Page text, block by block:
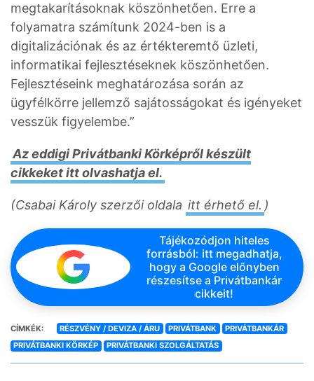
megtakarításoknak köszönhetően. Erre a
folyamatra számítunk 2024-ben is a
digitalizációnak és az értékteremtő üzleti,
informatikai fejlesztéseknek köszönhetően.
Fejlesztéseink meghatározása során az
ügyfélkörre jellemző sajátosságokat és igényeket
vesszük figyelembe.”
Az eddigi Privátbanki Körképről készült
cikkeket itt olvashatja el.
(Csabai Károly szerzői oldala itt érhető el. )
Tájékozódjon hiteles
forrásból: itt megadhatja,
hogy a Google előnyben
részesítse a Privátbankár
cikkeit!
CÍMKÉK: RÉSZVÉNY / DEVIZA / ÁRU PRIVÁTBANK
PRIVÁTBANKÁR
PRIVÁTBANKI KÖRKÉP
PRIVÁTBANKI SZOLGÁLTATÁS